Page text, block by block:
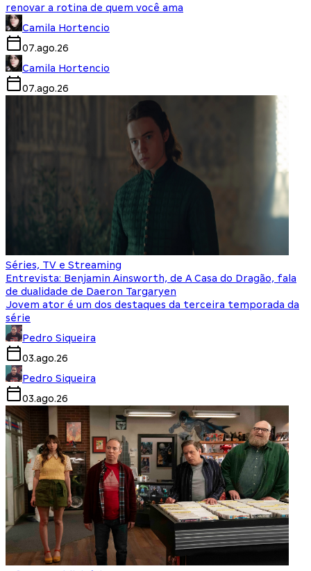
renovar a rotina de quem você ama
Camila Hortencio
07.ago.26
Camila Hortencio
07.ago.26
Séries, TV e Streaming
Entrevista: Benjamin Ainsworth, de A Casa do Dragão, fala
de dualidade de Daeron Targaryen
Jovem ator é um dos destaques da terceira temporada da
série
Pedro Siqueira
03.ago.26
Pedro Siqueira
03.ago.26